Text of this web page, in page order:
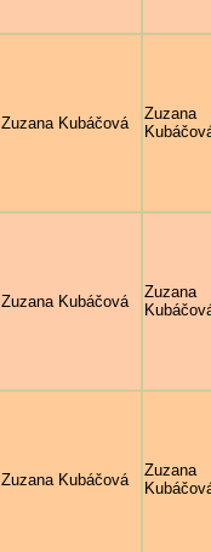
Zuzana Kubáčová
Zuzana
Zuzana Kubáčová
Zuzana
Zuzana Kubáčová
Zuzana